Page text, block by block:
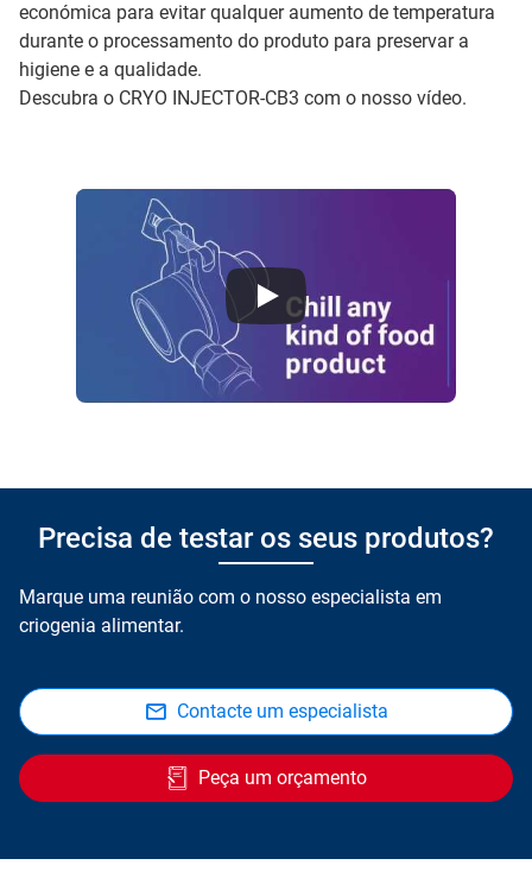
económica para evitar qualquer aumento de temperatura
durante o processamento do produto para preservar a
higiene e a qualidade.
Descubra o CRYO INJECTOR-CB3 com o nosso vídeo.
Precisa de testar os seus produtos?
Marque uma reunião com o nosso especialista em
criogenia alimentar.
Contacte um especialista
Peça um orçamento